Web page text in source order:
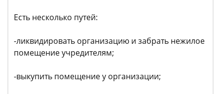
Есть несколько путей:
-ликвидировать организацию и забрать нежилое
помещение учредителям;
-выкупить помещение у организации;